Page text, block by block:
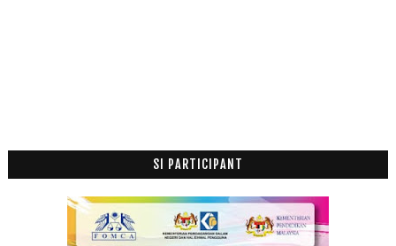
Raja Perlis Gesa Stesen TV Banyakkan Program Agama
Kek Minum Pagi
Cek Mek Cheese
Islam Bukan Menyekat Tapi Memikat
SI PARTICIPANT